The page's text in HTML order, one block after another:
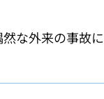
な外来の事故に